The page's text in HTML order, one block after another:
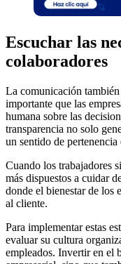
Escuchar las
colaboradores
La comunicación
importante que las
humana sobre las
transparencia no solo
un sentido de pertenencia
Cuando los trabajadores
más dispuestos a cuidar
donde el bienestar de los
al cliente.
Para implementar estas
evaluar su cultura
empleados. Invertir en el